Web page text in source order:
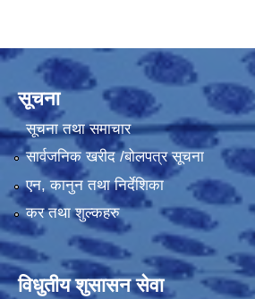
सूचना
सूचना तथा समाचार
सार्वजनिक खरीद /बोलपत्र सूचना
एन, कानुन तथा निर्देशिका
कर तथा शुल्कहरु
विधुतीय शुसासन सेवा